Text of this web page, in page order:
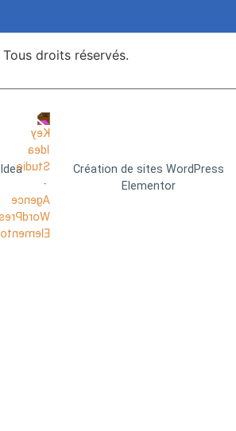
droits réservés.
Création de sites WordPress
Elementor